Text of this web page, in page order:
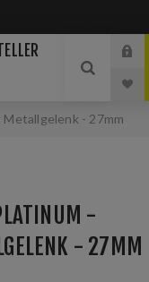
- 27mm
-
- 27MM